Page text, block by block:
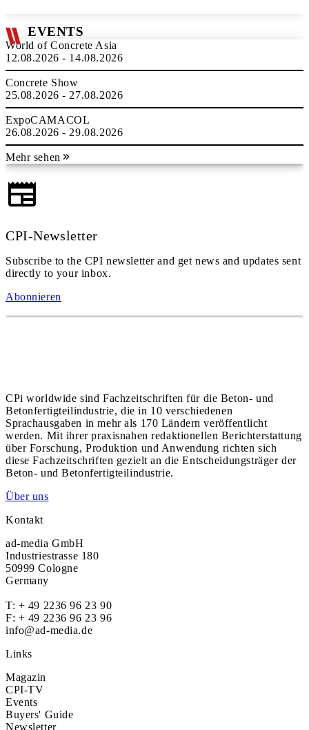
EVENTS
World of Concrete Asia
12.08.2026 - 14.08.2026
Concrete Show
25.08.2026 - 27.08.2026
ExpoCAMACOL
26.08.2026 - 29.08.2026
Mehr sehen
CPI-Newsletter
Subscribe to the CPI newsletter and get news and updates sent
directly to your inbox.
Abonnieren
CPi worldwide sind Fachzeitschriften für die Beton- und
Betonfertigteilindustrie, die in 10 verschiedenen
Sprachausgaben in mehr als 170 Ländern veröffentlicht
werden. Mit ihrer praxisnahen redaktionellen Berichterstattung
über Forschung, Produktion und Anwendung richten sich
diese Fachzeitschriften gezielt an die Entscheidungsträger der
Beton- und Betonfertigteilindustrie.
Über uns
Kontakt
ad-media GmbH
Industriestrasse 180
50999 Cologne
Germany
T: + 49 2236 96 23 90
F: + 49 2236 96 23 96
info@ad-media.de
Links
Magazin
CPI-TV
Events
Buyers' Guide
Newsletter